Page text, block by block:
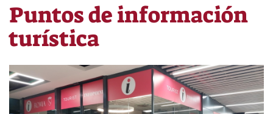
Puntos de información
turística